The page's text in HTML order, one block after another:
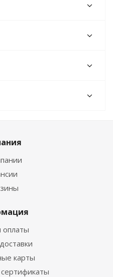
оплаты
карты